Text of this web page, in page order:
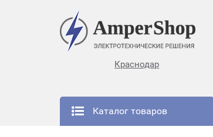
Краснодар
Каталог товаров